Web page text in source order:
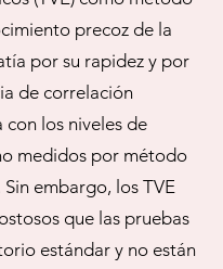
precoz de la
por su rapidez y por
de correlación
con los niveles de
medidos por método
Sin embargo, los TVE
que las pruebas
estándar y no están